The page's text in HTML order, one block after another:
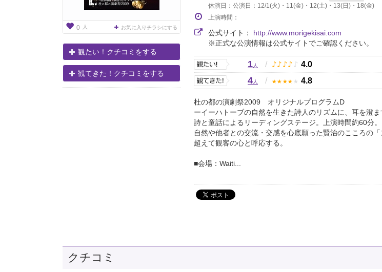
0 人 お気に入りチラシにする
観たい！クチコミをする
観てきた！クチコミをする
休演日：公演日：12/1(火)・11(金)・12(土)・13(日)・18(金)
上演時間：
公式サイト： http://www.morigekisai.com
※正式な公演情報は公式サイトでご確認ください。
1人 / ♪ ♪ ♪ ♪ ♪ 4.0
4人 / ★ ★ ★ ★ ★ 4.8
杜の都の演劇祭2009 オリジナルプログラムD
ーイーハトーブの自然を生きた詩人のリズムに、耳を澄ま
詩と童話によるリーディングステージ。上演時間約60分。
自然や他者との交流・交感を心底願った賢治のこころの
超えて観客の心と呼応する。
■会場：Waiti...
クチコミ